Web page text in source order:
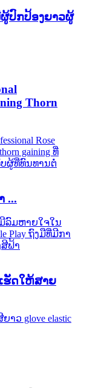
ປົກປ້ອງຍາວຜູ້
Thorn
...
ຮັດໃຫ້ສາຍ